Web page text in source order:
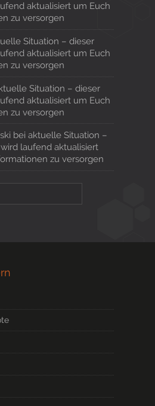
aktualisiert um Euch
zu versorgen
Situation – dieser
aktualisiert um Euch
zu versorgen
Situation – dieser
aktualisiert um Euch
zu versorgen
bei aktuelle Situation –
laufend aktualisiert
zu versorgen